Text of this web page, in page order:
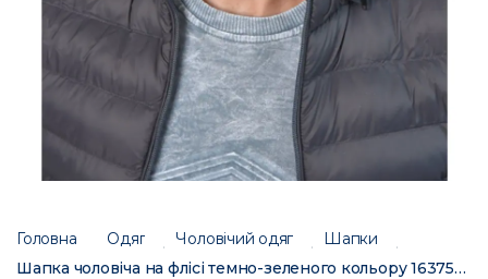
Головна Одяг Чоловічий одяг
Шапки
Шапка чоловіча на флісі темно-зеленого кольору 163752C